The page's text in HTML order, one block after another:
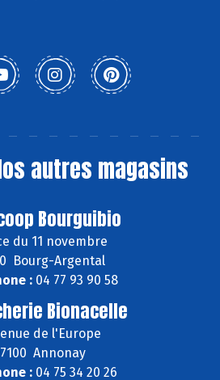
autres magasins
Bourguibio
du 11 novembre
Bourg-Argental
:04 77 93 90 58
Bionacelle
de l'Europe
Annonay
: 04 75 34 20 26